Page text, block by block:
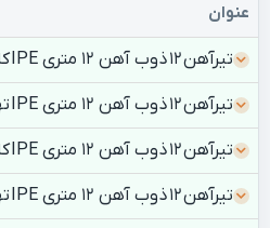
عنوان
تیرآهن 12 ذوب آهن 12 متری IPE کارخانه
تیرآهن 12 ذوب آهن 12 متری IPE تهران
تیرآهن 12 ذوب آهن 12 متری IPE کارخانه
تیرآهن 12 ذوب آهن 12 متری IPE تهران